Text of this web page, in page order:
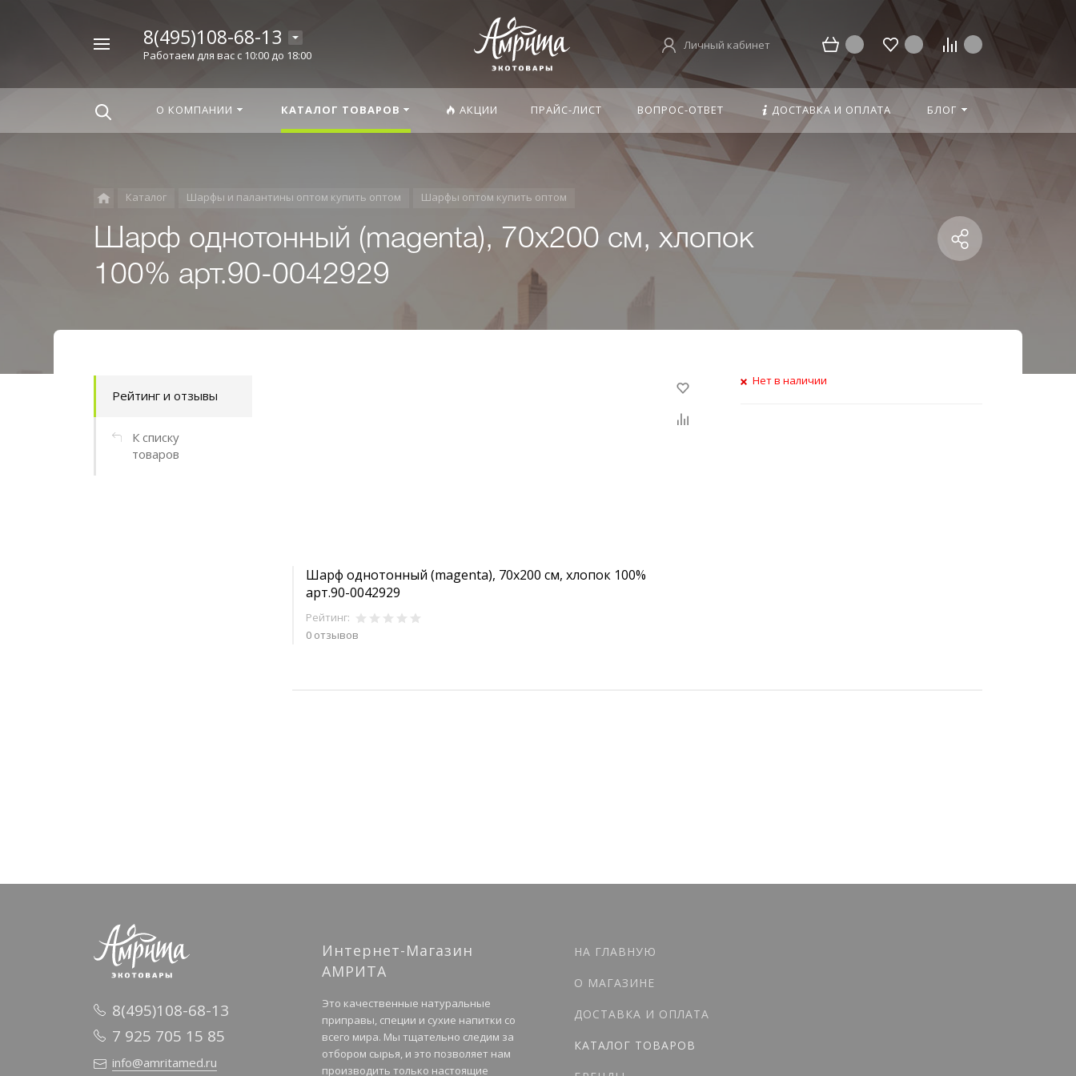
8(495)108-68-13
Работаем для вас с 10:00 до 18:00
Личный кабинет
О КОМПАНИИ КАТАЛОГ ТОВАРОВ АКЦИИ ПРАЙС-ЛИСТ ВОПРОС-ОТВЕТ ДОСТАВКА И ОПЛАТА БЛОГ
Каталог Шарфы и палантины оптом купить оптом Шарфы оптом купить оптом
Шарф однотонный (magenta), 70х200 см, хлопок
100% арт.90-0042929
Рейтинг и отзывы
К списку
товаров
Шарф однотонный (magenta), 70х200 см, хлопок 100%
арт.90-0042929
Рейтинг:
0 отзывов
Нет в наличии
8(495)108-68-13
7 925 705 15 85
info@amritamed.ru
Интернет-Магазин
АМРИТА
Это качественные натуральные
приправы, специи и сухие напитки со
всего мира. Мы тщательно следим за
отбором сырья, и это позволяет нам
производить только настоящие
НА ГЛАВНУЮ
О МАГАЗИНЕ
ДОСТАВКА И ОПЛАТА
КАТАЛОГ ТОВАРОВ